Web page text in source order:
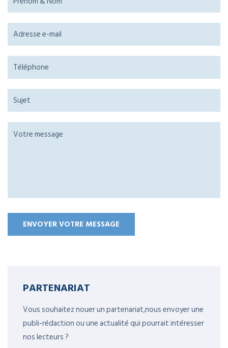
PARTENARIAT
Vous souhaitez nouer un partenariat,nous envoyer une
publi-rédaction ou une actualité qui pourrait intéresser
nos lecteurs ?